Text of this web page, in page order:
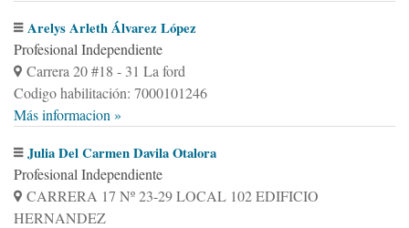
Arelys Arleth Álvarez López
Profesional Independiente
Carrera 20 #18 - 31 La ford
Codigo habilitación: 7000101246
Más informacion »
Julia Del Carmen Davila Otalora
Profesional Independiente
CARRERA 17 Nº 23-29 LOCAL 102 EDIFICIO
HERNANDEZ